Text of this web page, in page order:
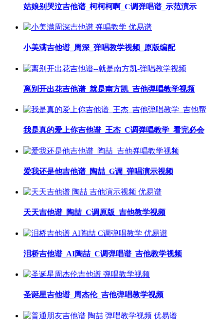
姑娘别哭泣吉他谱_柯柯柯啊_C调弹唱谱_示范演示
小美满吉他谱_周深_弹唱教学视频_原版编配
离别开出花吉他谱_就是南方凯_吉他弹唱教学视频
我是真的爱上你吉他谱_王杰_C调弹唱教学_看完必会
爱我还是他吉他谱_陶喆_G调_弹唱演示视频
天天吉他谱_陶喆_C调原版_吉他教学视频
泪桥吉他谱_AI陶喆_C调弹唱谱_吉他教学视频
圣诞星吉他谱_周杰伦_吉他弹唱教学视频